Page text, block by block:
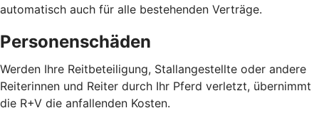
automatisch auch für alle bestehenden Verträge.
Personenschäden
Werden Ihre Reitbeteiligung, Stallangestellte oder andere
Reiterinnen und Reiter durch Ihr Pferd verletzt, übernimmt
die R+V die anfallenden Kosten.